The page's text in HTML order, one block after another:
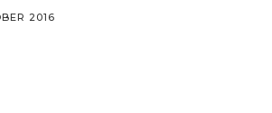
2016